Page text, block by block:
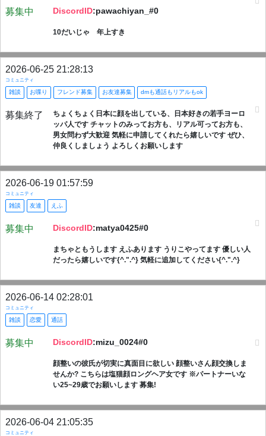
募集中 DiscordID:pawachiyan_#0
10だいじゃ 年上すき
2026-06-25 21:28:13
コミュニティ
雑談 お喋り フレンド募集 お友達募集 dmも通話もリアルもok
募集終了
ちょくちょく日本に顔を出している、日本好きの若手ヨーロ
ッパ人です チャットのみってお方も、リアル可ってお方も、
男女問わず大歓迎 気軽に申請してくれたら嬉しいです ぜひ、
仲良くしましょう よろしくお願いします
2026-06-19 01:57:59
コミュニティ
雑談 友達 えふ
募集中 DiscordID:matya0425#0
まちゃともうします えふあります うりこやってます 優しい人
だったら嬉しいです{^.".^} 気軽に追加してください{^.".^}
2026-06-14 02:28:01
コミュニティ
雑談 恋愛 通話
募集中 DiscordID:mizu_0024#0
顔整いの彼氏が切実に真面目に欲しい 顔整いさん顔交換しま
せんか? こちらは塩猫顔ロングヘア女です ※パートナーいな
い25~29歳でお願いします 募集!
2026-06-04 21:05:35
コミュニティ